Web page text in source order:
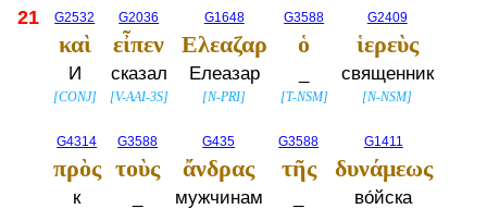
21 G2532
καὶ
И
[CONJ]
G2036
εἶπεν
сказал
[V-AAI-3S]
G1648
Ελεαζαρ
Елеазар
[N-PRI]
G3588
ὁ
[T-NSM]
G2409
ἱερεὺς
священник
[N-NSM]
G4314
πρὸς
к
G3588
τοὺς
G435
ἄνδρας
мужчинам
G3588
τῆς
G1411
δυνάμεως
во́йска